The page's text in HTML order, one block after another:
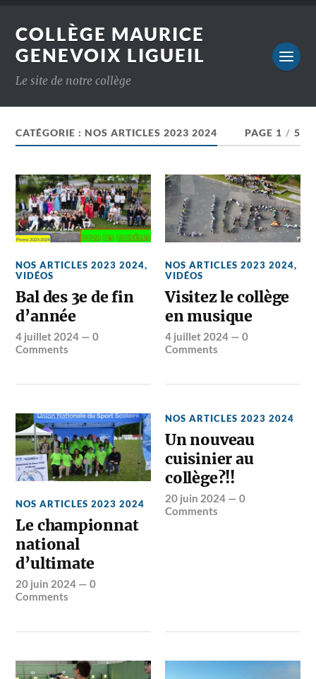
COLLÈGE MAURICE
GENEVOIX LIGUEIL
Le site de notre collège
CATÉGORIE :NOS ARTICLES 2023 2024 PAGE 1 / 5
NOS ARTICLES 2023 2024,
VIDÉOS
Bal des 3e de fin
d’année
4 juillet 2024 —0
Comments
NOS ARTICLES 2023 2024,
VIDÉOS
Visitez le collège
en musique
4 juillet 2024 —0
Comments
NOS ARTICLES 2023 2024
Le championnat
national
d’ultimate
20 juin 2024 —0
Comments
NOS ARTICLES 2023 2024
Un nouveau
cuisinier au
collège?!!
20 juin 2024 —0
Comments